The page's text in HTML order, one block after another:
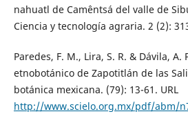
nahuatl de Camêntsá del valle de
Ciencia y tecnología agraria. 2 (2):
Paredes, F. M., Lira, S. R. & Dávila, A.
etnobotánico de Zapotitlán de las
botánica mexicana. (79): 13-61. URL
http://www.scielo.org.mx/pdf/abm/